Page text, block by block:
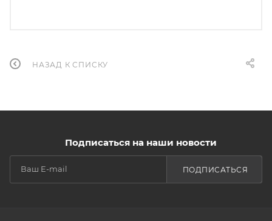
НАЗАД К СПИСКУ
Подписаться на наши новости
ПОДПИСАТЬСЯ